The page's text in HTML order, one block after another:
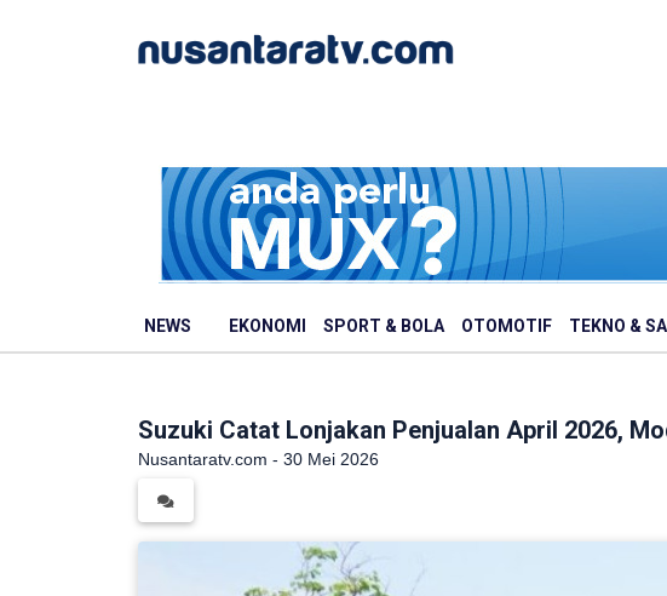
NEWS EKONOMI SPORT & BOLA OTOMOTIF TEKNO &
Suzuki Catat Lonjakan Penjualan April 2026,
Nusantaratv.com - 30 Mei 2026